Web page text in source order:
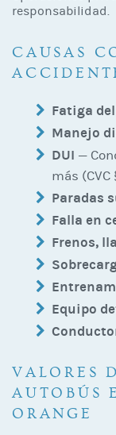
responsabilidad.
CAUSAS
Fatiga
Manejo
DUI —
más (CVC
Paradas
Falla en
Frenos,
Equipo
VALORES
AUTOBÚS
ORANGE